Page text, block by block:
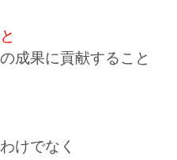
成果に貢献すること
けでなく